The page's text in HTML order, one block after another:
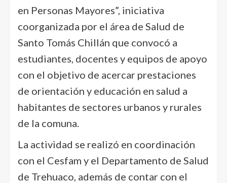
en Personas Mayores”, iniciativa
coorganizada por el área de Salud de
Santo Tomás Chillán que convocó a
estudiantes, docentes y equipos de apoyo
con el objetivo de acercar prestaciones
de orientación y educación en salud a
habitantes de sectores urbanos y rurales
de la comuna.
La actividad se realizó en coordinación
con el Cesfam y el Departamento de Salud
de Trehuaco, además de contar con el